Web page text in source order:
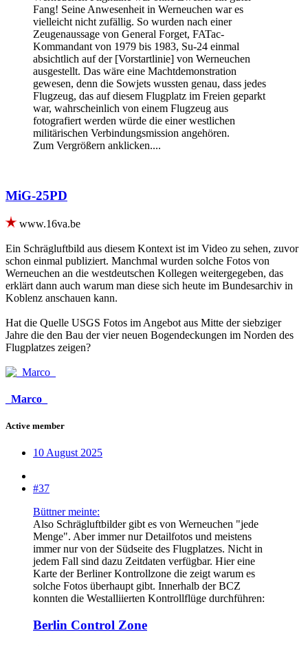
Fang! Seine Anwesenheit in Werneuchen war es
vielleicht nicht zufällig. So wurden nach einer
Zeugenaussage von General Forget, FATac-
Kommandant von 1979 bis 1983, Su-24 einmal
absichtlich auf der [Vorstartlinie] von Werneuchen
ausgestellt. Das wäre eine Machtdemonstration
gewesen, denn die Sowjets wussten genau, dass jedes
Flugzeug, das auf diesem Flugplatz im Freien geparkt
war, wahrscheinlich von einem Flugzeug aus
fotografiert werden würde die einer westlichen
militärischen Verbindungsmission angehören.
Zum Vergrößern anklicken....
MiG-25PD
www.16va.be
Ein Schrägluftbild aus diesem Kontext ist im Video zu sehen, zuvor
schon einmal publiziert. Manchmal wurden solche Fotos von
Werneuchen an die westdeutschen Kollegen weitergegeben, das
erklärt dann auch warum man diese sich heute im Bundesarchiv in
Koblenz anschauen kann.
Hat die Quelle USGS Fotos im Angebot aus Mitte der siebziger
Jahre die den Bau der vier neuen Bogendeckungen im Norden des
Flugplatzes zeigen?
_Marco_
Active member
10 August 2025
#37
Büttner meinte:
Also Schrägluftbilder gibt es von Werneuchen "jede
Menge". Aber immer nur Detailfotos und meistens
immer nur von der Südseite des Flugplatzes. Nicht in
jedem Fall sind dazu Zeitdaten verfügbar. Hier eine
Karte der Berliner Kontrollzone die zeigt warum es
solche Fotos überhaupt gibt. Innerhalb der BCZ
konnten die Westalliierten Kontrollflüge durchführen:
Berlin Control Zone